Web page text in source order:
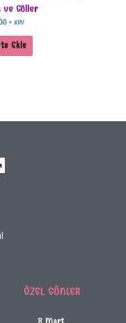
ve Güller
+ KDV
Ekle
ÖZEL GÜNLER